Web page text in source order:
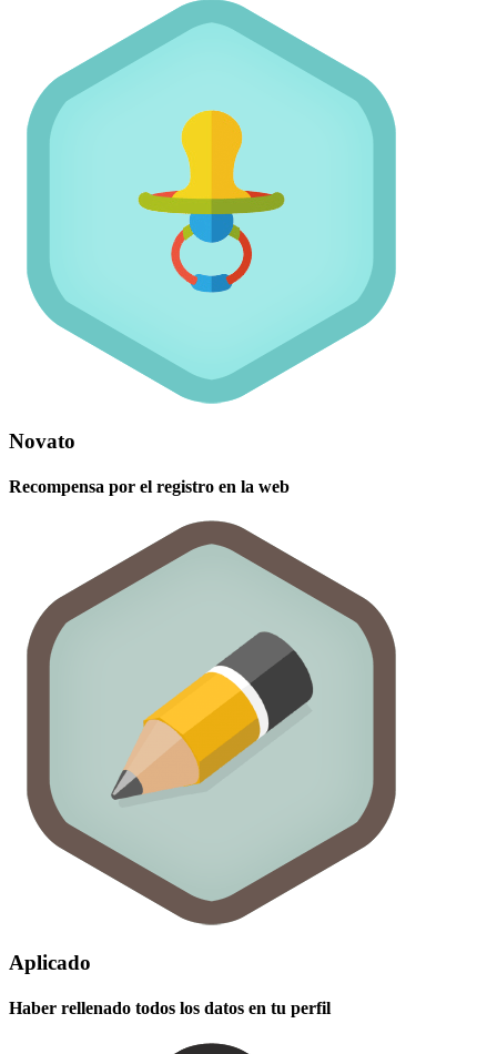
Novato
Recompensa por el registro en la web
Aplicado
Haber rellenado todos los datos en tu perfil